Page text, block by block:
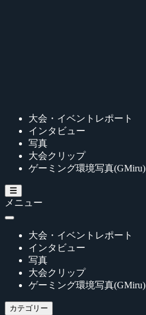
大会・イベントレポート
インタビュー
写真
大会クリップ
ゲーミング環境写真(GMiru)
メニュー
大会・イベントレポート
インタビュー
写真
大会クリップ
ゲーミング環境写真(GMiru)
カテゴリー